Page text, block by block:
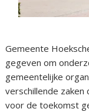
Gemeente
gegeven om
gemeentelijke
verschillende
voor de toekomst